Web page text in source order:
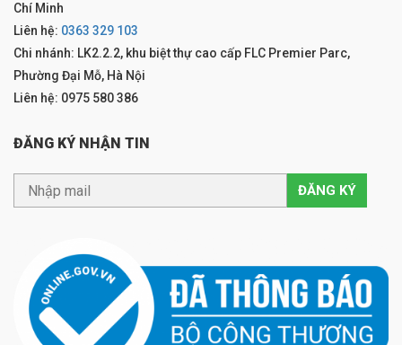
Chí Minh
Liên hệ: 0363 329 103
Chi nhánh: LK2.2.2, khu biệt thự cao cấp FLC Premier Parc,
Phường Đại Mỗ, Hà Nội
Liên hệ: 0975 580 386
ĐĂNG KÝ NHẬN TIN